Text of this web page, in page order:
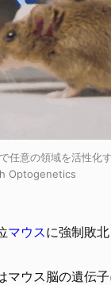
任意の領域を活性化
Optogenetics
マウスに強制敗
マウス脳の遺伝